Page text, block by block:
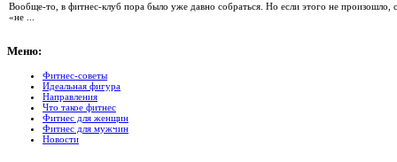
Вообще-то, в фитнес-клуб пора было уже давно собраться. Но если этого не
«не ...
Меню:
Фитнес-советы
Идеальная фигура
Направления
Что такое фитнес
Фитнес для женщин
Фитнес для мужчин
Новости